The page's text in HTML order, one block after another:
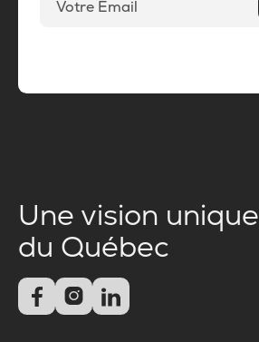
Une vision unique
du Québec
  